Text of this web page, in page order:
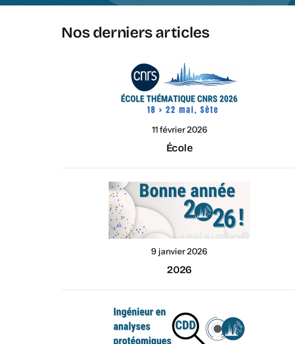
Nos derniers articles
11 février 2026
École
9 janvier 2026
2026